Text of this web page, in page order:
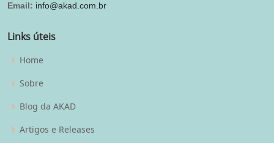
Email: info@akad.com.br
Links úteis
Home
Sobre
Blog da AKAD
Artigos e Releases